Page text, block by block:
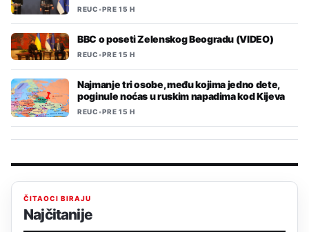
REUC•PRE 15 H
BBC o poseti Zelenskog Beogradu (VIDEO)
REUC•PRE 15 H
Najmanje tri osobe, među kojima jedno dete,
poginule noćas u ruskim napadima kod Kijeva
REUC•PRE 15 H
ČITAOCI BIRAJU
Najčitanije